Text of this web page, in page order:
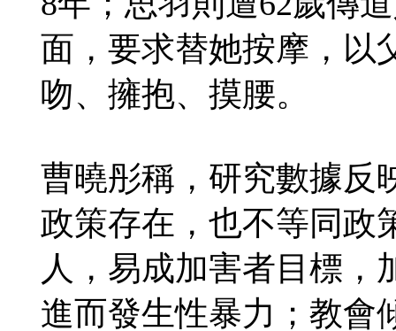
面，要求替她按摩，以
吻、擁抱、摸腰。
曹曉彤稱，研究數據反
政策存在，也不等同政
人，易成加害者目標，
進而發生性暴力；教會